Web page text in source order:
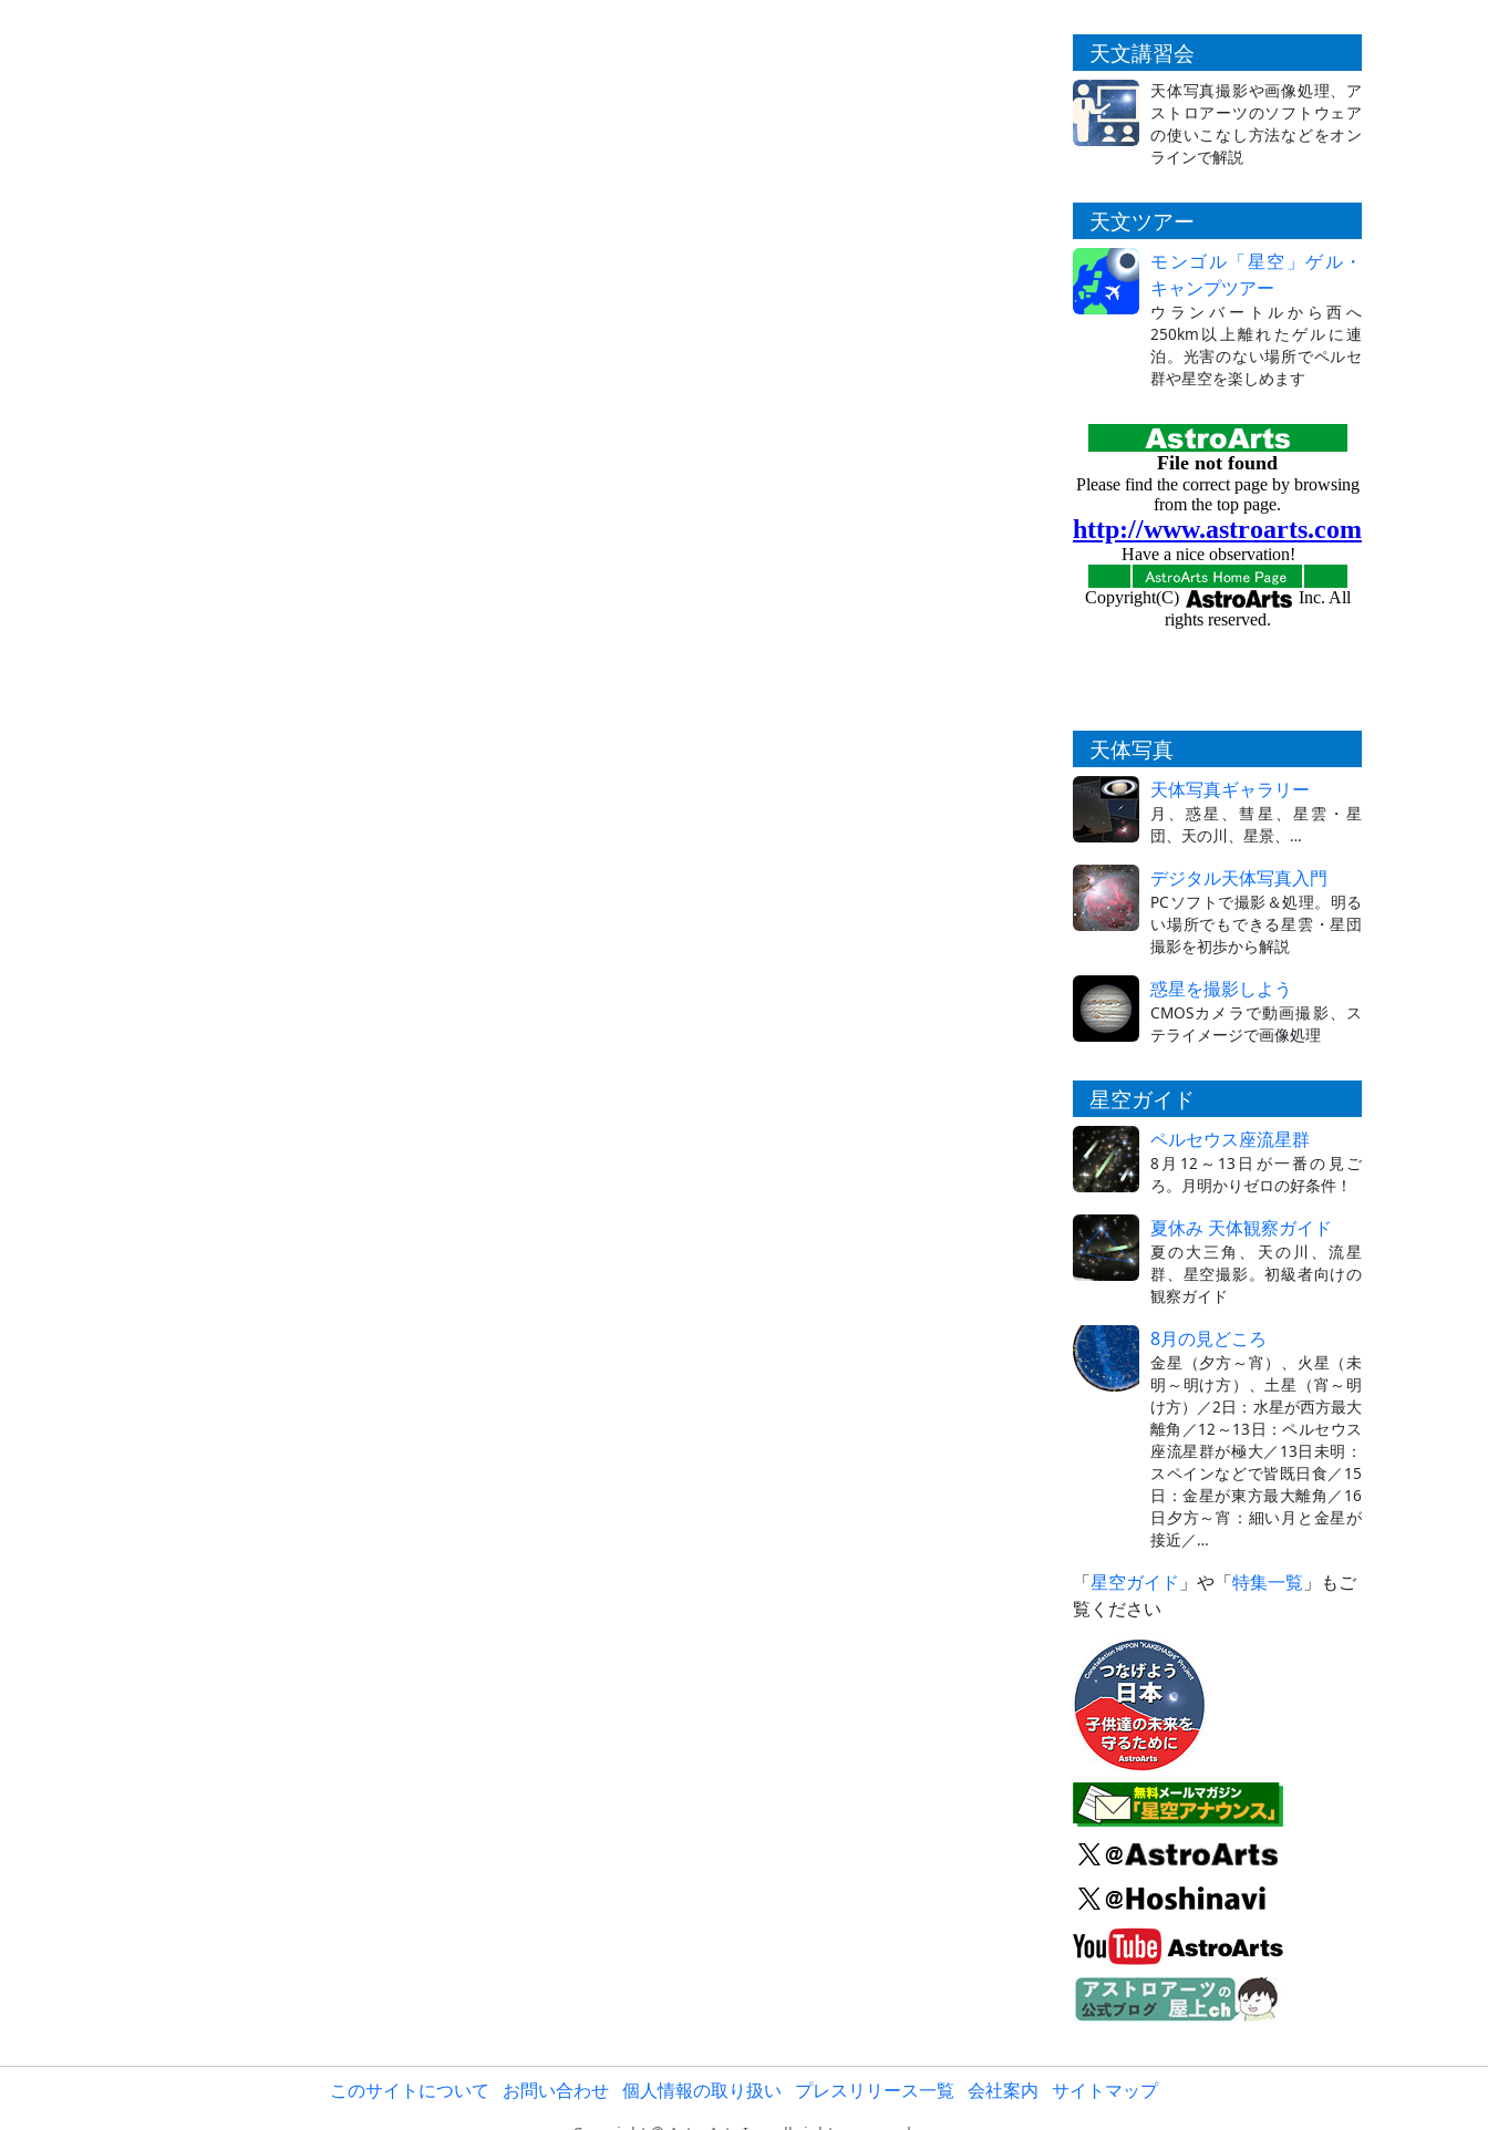
天文講習会
天体写真撮影や画像処理、ア
ストロアーツのソフトウェア
の使いこなし方法などをオン
ラインで解説
天文ツアー
モンゴル「星空」ゲル・
キャンプツアー
ウランバートルから西へ
250km以上離れたゲルに連
泊。光害のない場所でペルセ
群や星空を楽しめます
天体写真
天体写真ギャラリー
月、惑星、彗星、星雲・星
団、天の川、星景、…
デジタル天体写真入門
PCソフトで撮影＆処理。明る
い場所でもできる星雲・星団
撮影を初歩から解説
惑星を撮影しよう
CMOSカメラで動画撮影、ス
テライメージで画像処理
星空ガイド
ペルセウス座流星群
8月12～13日が一番の見ご
ろ。月明かりゼロの好条件！
夏休み 天体観察ガイド
夏の大三角、天の川、流星
群、星空撮影。初級者向けの
観察ガイド
8月の見どころ
金星（夕方～宵）、火星（未
明～明け方）、土星（宵～明
け方）／2日：水星が西方最大
離角／12～13日：ペルセウス
座流星群が極大／13日未明：
スペインなどで皆既日食／15
日：金星が東方最大離角／16
日夕方～宵：細い月と金星が
接近／…
「星空ガイド 」や「特集一覧 」もご
覧ください
このサイトについて お問い合わせ 個人情報の取り扱い プレスリリース一覧 会社案内 サイトマップ